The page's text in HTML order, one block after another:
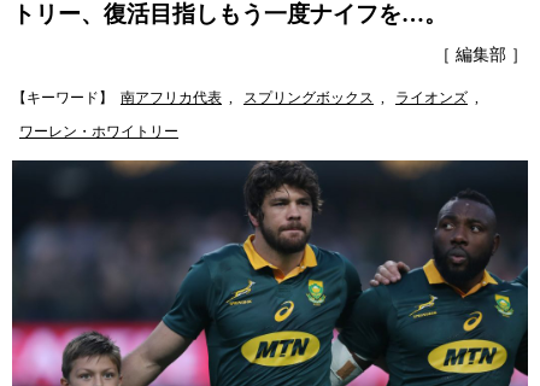
トリー、復活目指しもう一度ナイフを…。
［ 編集部 ］
【キーワード】 南アフリカ代表 , スプリングボックス , ライオンズ ,
ワーレン・ホワイトリー